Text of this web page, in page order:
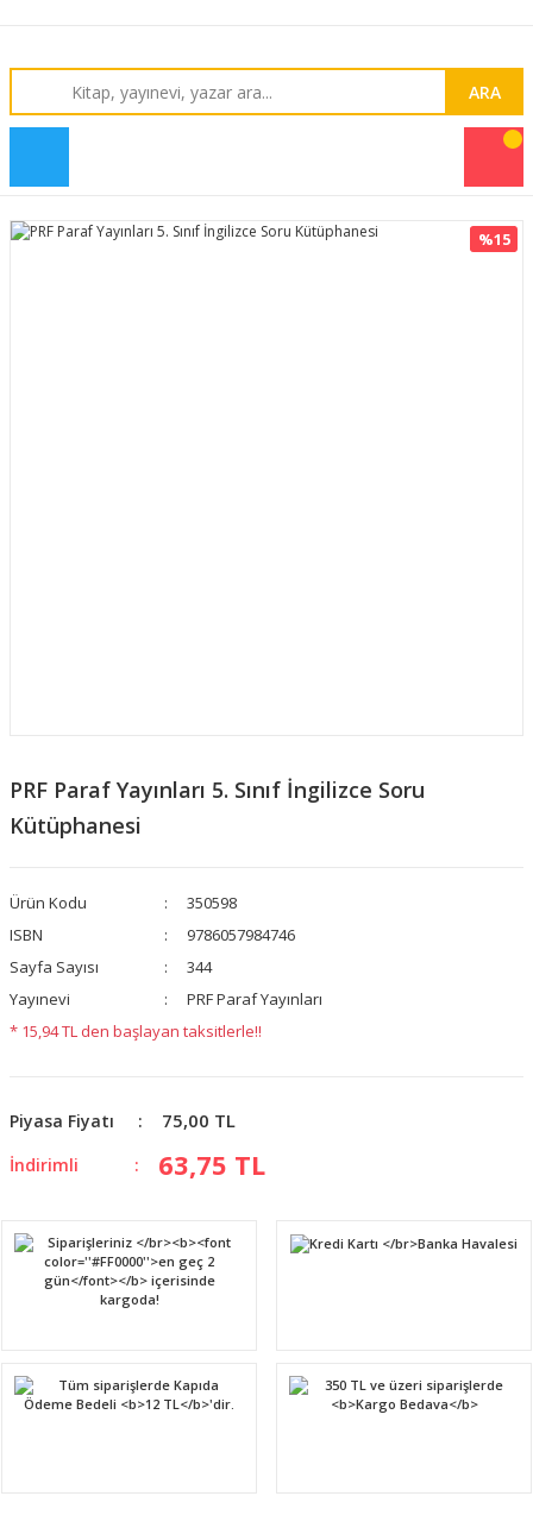
ARA
%15
PRF Paraf Yayınları 5. Sınıf İngilizce Soru
Kütüphanesi
Ürün Kodu
350598
ISBN
9786057984746
Sayfa Sayısı
344
Yayınevi
PRF Paraf Yayınları
* 15,94 TL den başlayan taksitlerle!!
Piyasa Fiyatı 75,00 TL
İndirimli 63,75 TL